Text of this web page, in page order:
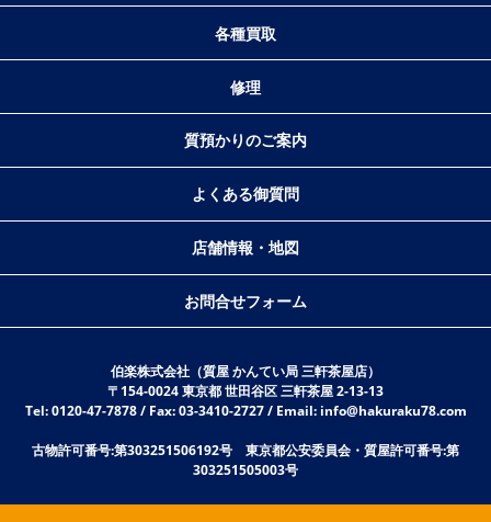
各種買取
修理
質預かりのご案内
よくある御質問
店舗情報・地図
お問合せフォーム
伯楽株式会社（質屋 かんてい局 三軒茶屋店）
〒154-0024 東京都 世田谷区 三軒茶屋 2-13-13
Tel: 0120-47-7878 / Fax: 03-3410-2727 / Email: info@hakuraku78.com
古物許可番号:第303251506192号 東京都公安委員会・質屋許可番号:第
303251505003号